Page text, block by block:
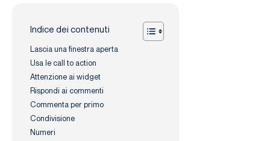
Indice dei contenuti
Lascia una finestra aperta
Usa le call to action
Attenzione ai widget
Rispondi ai commenti
Commenta per primo
Condivisione
Numeri